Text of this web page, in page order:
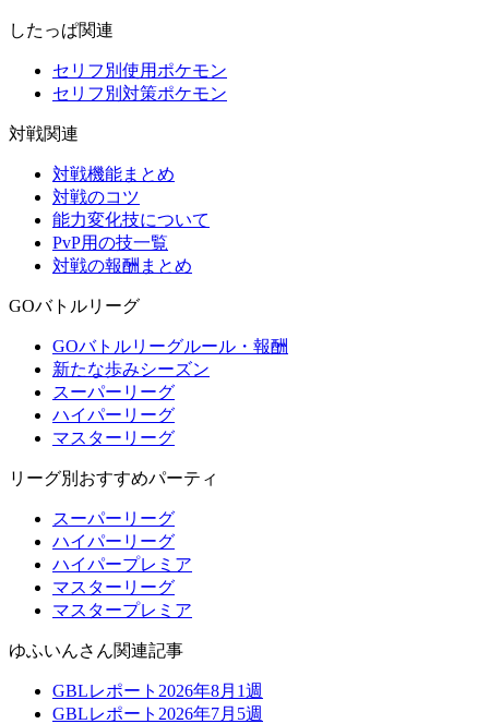
したっぱ関連
セリフ別使用ポケモン
セリフ別対策ポケモン
対戦関連
対戦機能まとめ
対戦のコツ
能力変化技について
PvP用の技一覧
対戦の報酬まとめ
GOバトルリーグ
GOバトルリーグルール・報酬
新たな歩みシーズン
スーパーリーグ
ハイパーリーグ
マスターリーグ
リーグ別おすすめパーティ
スーパーリーグ
ハイパーリーグ
ハイパープレミア
マスターリーグ
マスタープレミア
ゆふいんさん関連記事
GBLレポート2026年8月1週
GBLレポート2026年7月5週